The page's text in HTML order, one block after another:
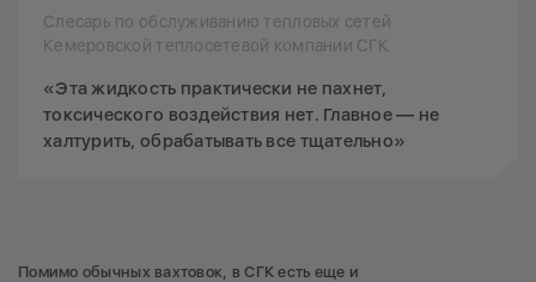
Слесарь по обслуживанию тепловых сетей
Кемеровской теплосетевой компании СГК
«Эта жидкость практически не пахнет,
токсического воздействия нет. Главное — не
халтурить, обрабатывать все тщательно»
Помимо обычных вахтовок, в СГК есть еще и